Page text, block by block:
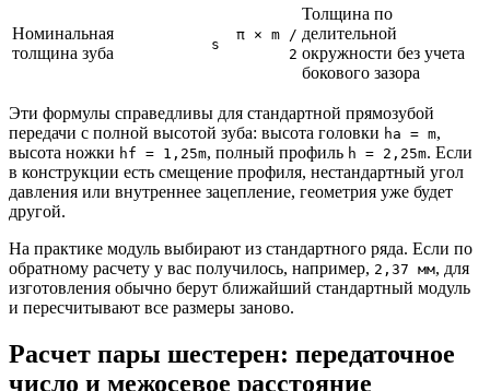
Номинальная
толщина зуба
s
π × m /
2
Толщина по
делительной
окружности без учета
бокового зазора
Эти формулы справедливы для стандартной прямозубой
передачи с полной высотой зуба: высота головки ha = m,
высота ножки hf = 1,25m, полный профиль h = 2,25m. Если
в конструкции есть смещение профиля, нестандартный угол
давления или внутреннее зацепление, геометрия уже будет
другой.
На практике модуль выбирают из стандартного ряда. Если по
обратному расчету у вас получилось, например, 2,37 мм, для
изготовления обычно берут ближайший стандартный модуль
и пересчитывают все размеры заново.
Расчет пары шестерен: передаточное
число и межосевое расстояние